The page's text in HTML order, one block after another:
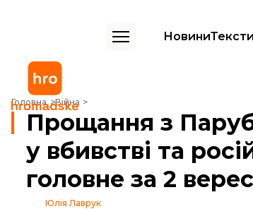
НовиниТексти
Головна Війна
Прощання з Парубієм, зізнання підозрюваного у
Прощання з
у вбивстві та
головне за 2
Юлія Лаврук